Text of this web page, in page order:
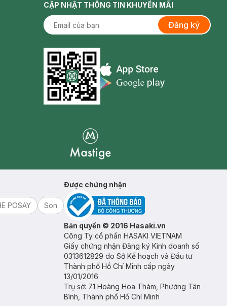
CẬP NHẬT THÔNG TIN KHUYẾN MÃI
Đăng ký
Appstore icon
POSAY
Son
Được chứng nhận
Bản quyền © 2016 Hasaki.vn
Công Ty cổ phần HASAKI VIETNAM
Giấy chứng nhận Đăng ký Kinh doanh số
0313612829 do Sở Kế hoạch và Đầu tư
Thành phố Hồ Chí Minh cấp ngày
13/01/2016
Trụ sở: 71 Hoàng Hoa Thám, Phường Tân
Bình, Thành phố Hồ Chí Minh